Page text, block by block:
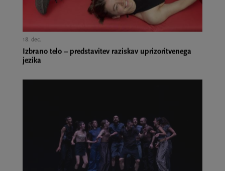
18. dec.,
Izbrano telo – predstavitev raziskav uprizoritvenega
jezika